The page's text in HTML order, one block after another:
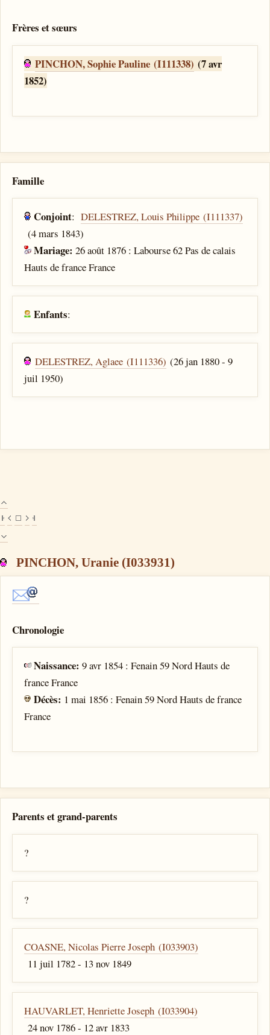
Frères et sœurs
PINCHON, Sophie Pauline (I111338) (7 avr
1852)
Famille
Conjoint:DELESTREZ, Louis Philippe (I111337)
(4 mars 1843)
Mariage:26 août 1876 : Labourse 62 Pas de calais
Hauts de france France
Enfants:
DELESTREZ, Aglaee (I111336) (26 jan 1880 - 9
juil 1950)
PINCHON, Uranie (I033931)
Chronologie
Naissance:9 avr 1854 : Fenain 59 Nord Hauts de
france France
Décès: 1 mai 1856 : Fenain 59 Nord Hauts de france
France
Parents et grand-parents
?
?
COASNE, Nicolas Pierre Joseph (I033903)
11 juil 1782 - 13 nov 1849
HAUVARLET, Henriette Joseph (I033904)
24 nov 1786 - 12 avr 1833